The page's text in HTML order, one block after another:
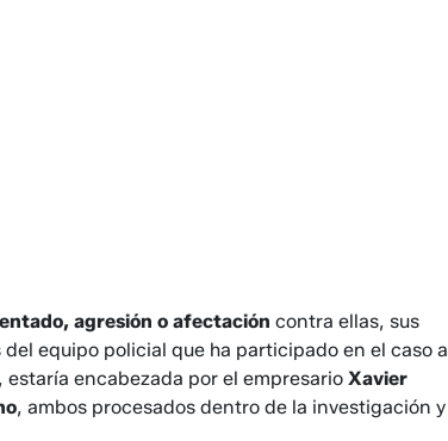
agresión o afectación contra ellas, sus
equipo policial que ha participado en el caso a
encabezada por el empresario Xavier
, ambos procesados dentro de la investigación y